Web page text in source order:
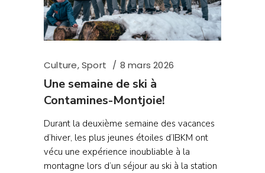
Culture,Sport 8 mars 2026
Une semaine de ski à
Contamines-Montjoie!
Durant la deuxième semaine des vacances
d’hiver, les plus jeunes étoiles d’IBKM ont
vécu une expérience inoubliable à la
montagne lors d’un séjour au ski à la station